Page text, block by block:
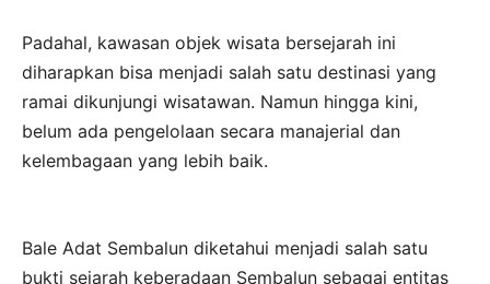
Padahal, kawasan objek wisata bersejarah ini
diharapkan bisa menjadi salah satu destinasi yang
ramai dikunjungi wisatawan. Namun hingga kini,
belum ada pengelolaan secara manajerial dan
kelembagaan yang lebih baik.
Bale Adat Sembalun diketahui menjadi salah satu
bukti sejarah keberadaan Sembalun sebagai entitas